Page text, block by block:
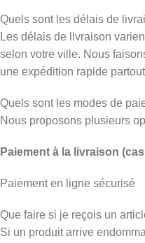
Quels sont les délais de
Les délais de livraison
selon votre ville. Nous
une expédition rapide
Quels sont les modes de
Nous proposons plusieurs
Paiement à la livraison
Paiement en ligne sécurisé
Que faire si je reçois un
Si un produit arrive